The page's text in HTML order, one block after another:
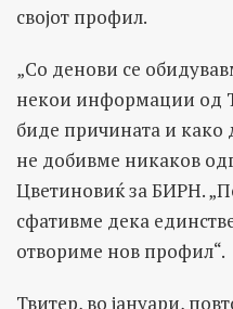
својот профил.
„Со денови се
некои информации од
биде причината и како
не добивме никаков
Цветиновиќ за БИРН.
сфативме дека
отвориме нов профил“.
Твитер, во јануари,